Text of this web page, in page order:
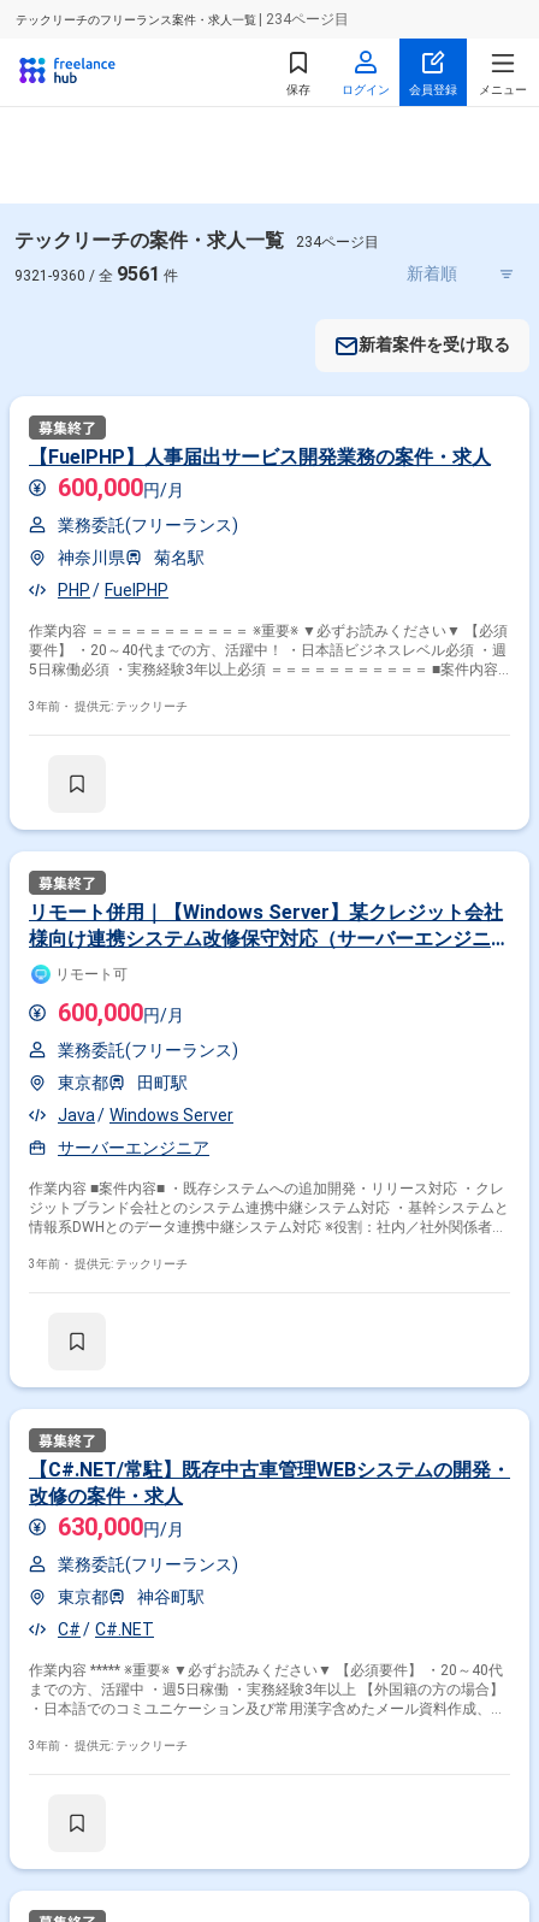
テックリーチのフリーランス案件・求人一覧 | 234ページ目
保存 ログイン 会員登録 メニュー
テックリーチの案件・求人一覧
234ページ目
9321-9360 / 全 9561 件
新着案件を受け取る
【FuelPHP】人事届出サービス開発業務の案件・求人
600,000円/月
業務委託(フリーランス)
神奈川県
菊名駅
PHP
FuelPHP
作業内容 ＝＝＝＝＝＝＝＝＝＝＝ ※重要※ ▼必ずお読みください▼ 【必須
要件】 ・20～40代までの方、活躍中！ ・日本語ビジネスレベル必須 ・週
5日稼働必須 ・実務経験3年以上必須 ＝＝＝＝＝＝＝＝＝＝＝ ■案件内容■
サーバー：MariaDB10.0x 【開発言語】 ・PHP7.1x ・HTML5 ・CSS3 【フ
3年前・ 提供元: テックリーチ
リモート併用｜【Windows Server】某クレジット会社
様向け連携システム改修保守対応（サーバーエンジニ
ア）リモート可
600,000円/月
業務委託(フリーランス)
東京都
田町駅
Java
Windows Server
サーバーエンジニア
作業内容 ■案件内容■ ・既存システムへの追加開発・リリース対応 ・クレ
ジットブランド会社とのシステム連携中継システム対応 ・基幹システムと
情報系DWHとのデータ連携中継システム対応 ※役割：社内／社外関係者と
件確認、基本設計、製造、環境構築、テスト、リリース工程の管理作業 保
程の経験ができます。 【日本語ネイティブの方、活躍中！】 【20代・30
3年前・ 提供元: テックリーチ
【C#.NET/常駐】既存中古車管理WEBシステムの開発・
改修の案件・求人
630,000円/月
業務委託(フリーランス)
東京都
神谷町駅
C#
C#.NET
作業内容 ***** ※重要※ ▼必ずお読みください▼ 【必須要件】 ・20～40代
までの方、活躍中 ・週5日稼働 ・実務経験3年以上 【外国籍の方の場合】
・日本語でのコミユニケーション及び常用漢字含めたメール資料作成、読
発～運用保守など、長期にわたってサービスに関わってくださる方を募集
3年前・ 提供元: テックリーチ